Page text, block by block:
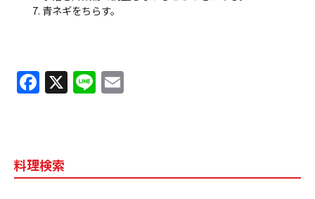
青ネギをちらす。
F
a
b
X Li
n
料理検索